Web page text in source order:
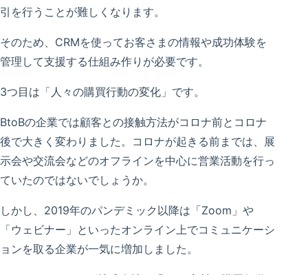
引を行うことが難しくなります。
そのため、CRMを使ってお客さまの情報や成功体験を
管理して支援する仕組み作りが必要です。
3つ目は「人々の購買行動の変化」です。
BtoBの企業では顧客との接触方法がコロナ前とコロナ
後で大きく変わりました。コロナが起きる前までは、展
示会や交流会などのオフラインを中心に営業活動を行っ
ていたのではないでしょうか。
しかし、2019年のパンデミック以降は「Zoom」や
「ウェビナー」といったオンライン上でコミュニケーシ
ョンを取る企業が一気に増加しました。